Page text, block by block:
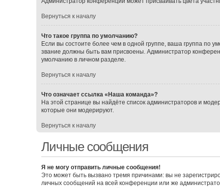
Вернуться к началу
Что такое группа по умолчанию?
Если вы состоите более чем в одной группе, ваша группа по
звание должны быть вам присвоены. Администратор
умолчанию в личном разделе.
Вернуться к началу
Что означает ссылка «Наша команда»?
На этой странице вы найдёте список администраторов и
которые они модерируют.
Вернуться к началу
Личные сообщения
Я не могу отправить личные сообщения!
Это может быть вызвано тремя причинами: вы не
личных сообщений на всей конференции или же